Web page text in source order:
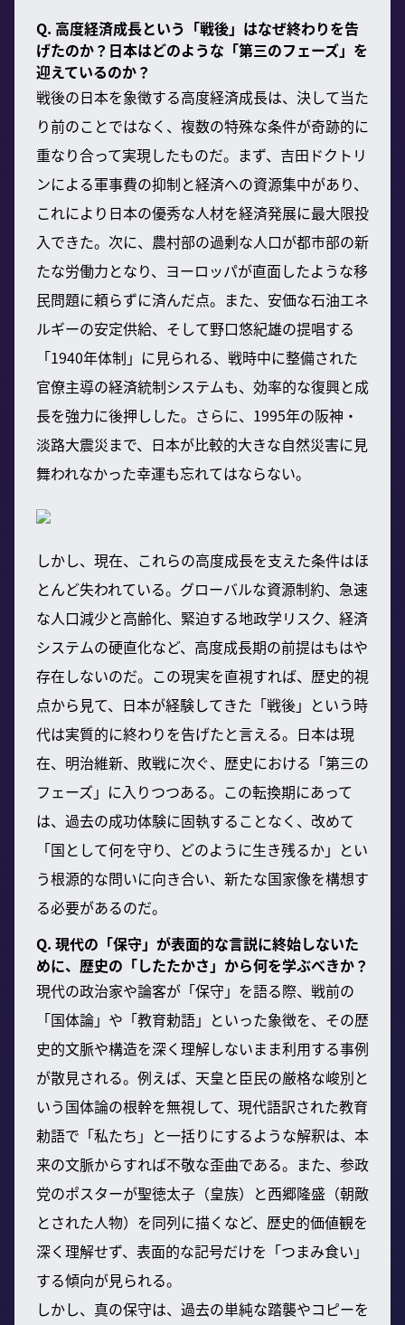
Q. 高度経済成長という「戦後」はなぜ終わりを告
げたのか？日本はどのような「第三のフェーズ」を
迎えているのか？
戦後の日本を象徴する高度経済成長は、決して当た
り前のことではなく、複数の特殊な条件が奇跡的に
重なり合って実現したものだ。まず、吉田ドクトリ
ンによる軍事費の抑制と経済への資源集中があり、
これにより日本の優秀な人材を経済発展に最大限投
入できた。次に、農村部の過剰な人口が都市部の新
たな労働力となり、ヨーロッパが直面したような移
民問題に頼らずに済んだ点。また、安価な石油エネ
ルギーの安定供給、そして野口悠紀雄の提唱する
「1940年体制」に見られる、戦時中に整備された
官僚主導の経済統制システムも、効率的な復興と成
長を強力に後押しした。さらに、1995年の阪神・
淡路大震災まで、日本が比較的大きな自然災害に見
舞われなかった幸運も忘れてはならない。
しかし、現在、これらの高度成長を支えた条件はほ
とんど失われている。グローバルな資源制約、急速
な人口減少と高齢化、緊迫する地政学リスク、経済
システムの硬直化など、高度成長期の前提はもはや
存在しないのだ。この現実を直視すれば、歴史的視
点から見て、日本が経験してきた「戦後」という時
代は実質的に終わりを告げたと言える。日本は現
在、明治維新、敗戦に次ぐ、歴史における「第三の
フェーズ」に入りつつある。この転換期にあって
は、過去の成功体験に固執することなく、改めて
「国として何を守り、どのように生き残るか」とい
う根源的な問いに向き合い、新たな国家像を構想す
る必要があるのだ。
Q. 現代の「保守」が表面的な言説に終始しないた
めに、歴史の「したたかさ」から何を学ぶべきか？
現代の政治家や論客が「保守」を語る際、戦前の
「国体論」や「教育勅語」といった象徴を、その歴
史的文脈や構造を深く理解しないまま利用する事例
が散見される。例えば、天皇と臣民の厳格な峻別と
いう国体論の根幹を無視して、現代語訳された教育
勅語で「私たち」と一括りにするような解釈は、本
来の文脈からすれば不敬な歪曲である。また、参政
党のポスターが聖徳太子（皇族）と西郷隆盛（朝敵
とされた人物）を同列に描くなど、歴史的価値観を
深く理解せず、表面的な記号だけを「つまみ食い」
する傾向が見られる。
しかし、真の保守は、過去の単純な踏襲やコピーを